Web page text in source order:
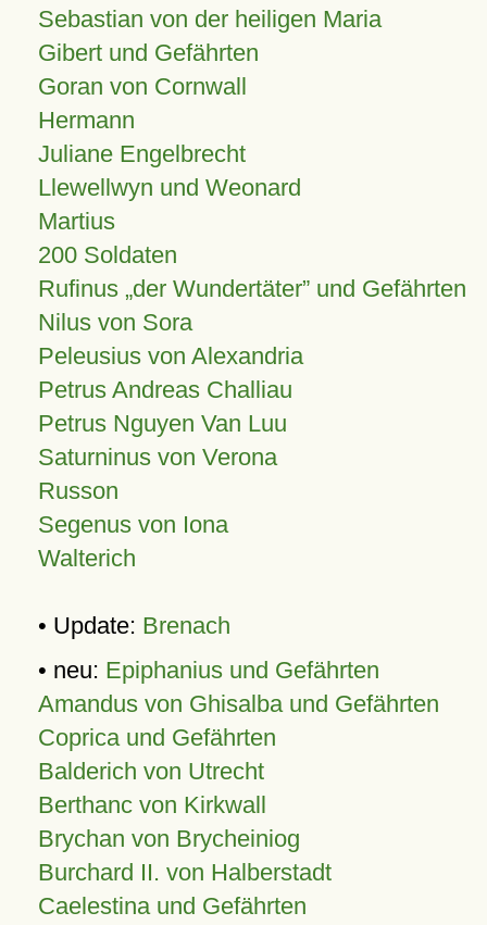
Sebastian von der heiligen Maria
Gibert und Gefährten
Goran von Cornwall
Hermann
Juliane Engelbrecht
Llewellwyn und Weonard
Martius
200 Soldaten
Rufinus „der Wundertäter” und Gefährten
Nilus von Sora
Peleusius von Alexandria
Petrus Andreas Challiau
Petrus Nguyen Van Luu
Saturninus von Verona
Russon
Segenus von Iona
Walterich
• Update: Brenach
• neu: Epiphanius und Gefährten
Amandus von Ghisalba und Gefährten
Coprica und Gefährten
Balderich von Utrecht
Berthanc von Kirkwall
Brychan von Brycheiniog
Burchard II. von Halberstadt
Caelestina und Gefährten